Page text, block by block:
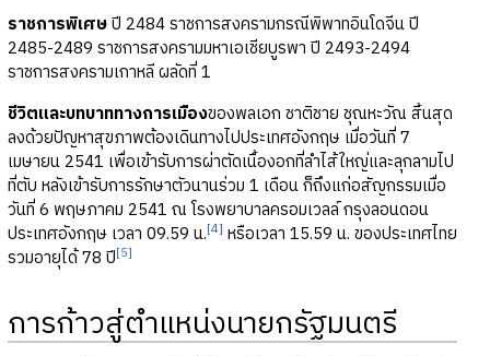
ราชการพิเศษปี 2484 ราชการสงครามกรณีพิพาทอินโดจีน ปี
2485-2489 ราชการสงครามมหาเอเชียบูรพา ปี 2493-2494
ราชการสงครามเกาหลี ผลัดที่ 1
ชีวิตและบทบาททางการเมืองของพลเอก ชาติชาย ชุณหะวัณ สิ้นสุด
ลงด้วยปัญหาสุขภาพต้องเดินทางไปประเทศอังกฤษ เมื่อวันที่ 7
เมษายน 2541 เพื่อเข้ารับการผ่าตัดเนื้องอกที่ลำไส้ใหญ่และลุกลามไป
ที่ตับ หลังเข้ารับการรักษาตัวนานร่วม 1 เดือน ก็ถึงแก่อสัญกรรมเมื่อ
วันที่ 6 พฤษภาคม 2541 ณ โรงพยาบาลครอมเวลล์ กรุงลอนดอน
ประเทศอังกฤษ เวลา 09.59 น.[4] หรือเวลา 15.59 น. ของประเทศไทย
รวมอายุได้ 78 ปี[5]
การก้าวสู่ตำแหน่งนายกรัฐมนตรี